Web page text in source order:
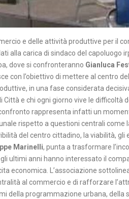
e delle attività produttive per il
alla carica di sindaco del capoluogo
dove si confronteranno Gianluca
con l’obiettivo di mettere al centro
in una fase considerata
e chi ogni giorno vive le difficoltà
rappresenta infatti un
rispetto a questioni centrali come
del centro cittadino, la viabilità,
Marinelli, punta a trasformare
ultimi anni hanno interessato il
economica. L’associazione
al commercio e di rafforzare
della programmazione urbana, della